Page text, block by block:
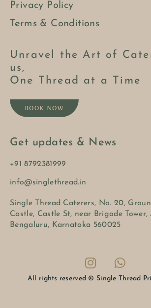
Privacy Policy
Terms & Conditions
Unravel the Art of
us,
One Thread at a Time
BOOK NOW
Get updates & News
+91 8792381999
info@singlethread.in
Single Thread Caterers, No. 20,
Castle, Castle St, near Brigade
Bengaluru, Karnataka 560025
All rights reserved © Single Thread